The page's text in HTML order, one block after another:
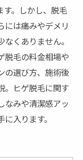
す。しかし、脱毛
には痛みやデメリ
くありません。
脱毛の料金相場や
の選び方、施術後
。ヒゲ脱毛に関す
なみや清潔感アッ
入ります。